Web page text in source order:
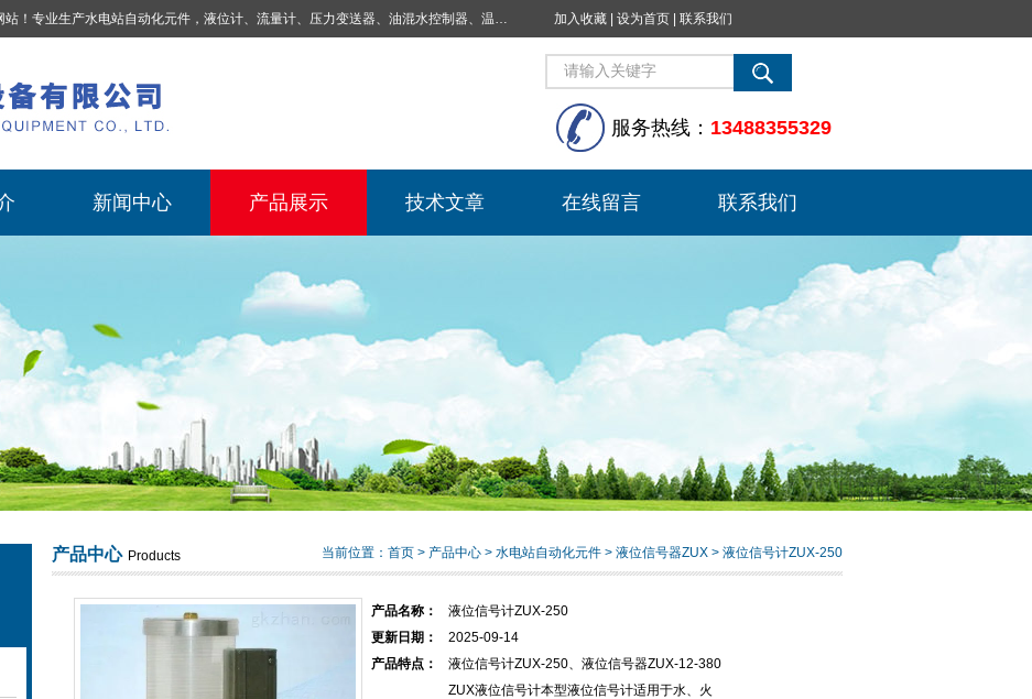
站！专业生产水电站自动化元件，液位计、流量计、压力变送器、油混水控制器、温度传感器、电磁阀球阀蝶阀、测速装置、位移变送器、油冷却器、自动补气装置、机械过速保护装置、排水控制柜、压油装置控制系统、液位集中控制系统、水力量测控制系统、水轮发电机组监测系统、电容式液位开关、压力表、测温制动柜、蝴蝶阀球阀控制柜 | 加入收藏 设为首页 联系我们
服务热线： 13488355329
新闻中心 产品展示 技术文章 在线留言 联系我们
产品中心 Products 当前位置： 首页 > 产品中心 > 水电站自动化元件 > 液位信号器ZUX > 液位信号计ZUX-250
产品名称：
液位信号计ZUX-250
更新日期：
2025-09-14
产品特点：
液位信号计ZUX-250、液位信号器ZUX-12-380
ZUX液位信号计本型液位信号计适用于水、火